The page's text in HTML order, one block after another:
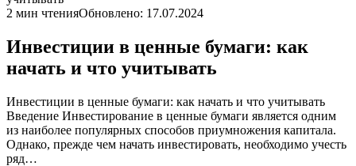
2 мин чтенияОбновлено: 17.07.2024
Инвестиции в ценные бумаги: как
начать и что учитывать
Инвестиции в ценные бумаги: как начать и что учитывать
Введение Инвестирование в ценные бумаги является одним
из наиболее популярных способов приумножения капитала.
Однако, прежде чем начать инвестировать, необходимо учесть
ряд…